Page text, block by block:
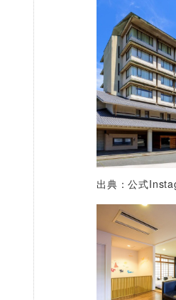
出典：公式